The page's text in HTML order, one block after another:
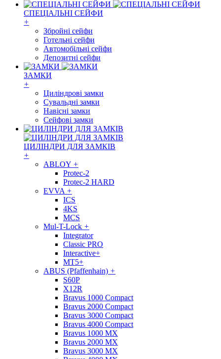
СПЕЦІАЛЬНІ СЕЙФИ
+
Збройні сейфи
Готельні сейфи
Автомобільні сейфи
Депозитні сейфи
ЗАМКИ
+
Циліндрові замки
Сувальдні замки
Навісні замки
Сейфові замки
ЦИЛІНДРИ ДЛЯ ЗАМКІВ
+
ABLOY +
Protec-2
Protec-2 HARD
EVVA +
ICS
4KS
MCS
Mul-T-Lock +
Integrator
Classic PRO
Interactive+
MT5+
ABUS (Pfaffenhain) +
S60P
X12R
Bravus 1000 Compact
Bravus 2000 Compact
Bravus 3000 Compact
Bravus 4000 Compact
Bravus 1000 MX
Bravus 2000 MX
Bravus 3000 MX